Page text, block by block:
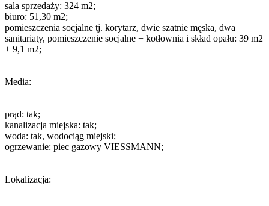
sala sprzedaży: 324 m2;
biuro: 51,30 m2;
pomieszczenia socjalne tj. korytarz, dwie szatnie męska, dwa
sanitariaty, pomieszczenie socjalne + kotłownia i skład opału: 39 m2
+ 9,1 m2;
Media:
prąd: tak;
kanalizacja miejska: tak;
woda: tak, wodociąg miejski;
ogrzewanie: piec gazowy VIESSMANN;
Lokalizacja: